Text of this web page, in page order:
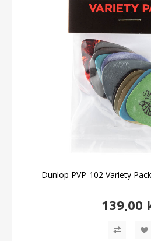
Dunlop PVP-102 Variety
139,00